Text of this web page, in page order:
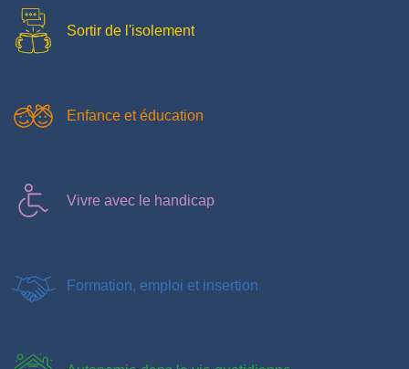
Sortir de l'isolement
Enfance et éducation
Vivre avec le handicap
Formation, emploi et insertion